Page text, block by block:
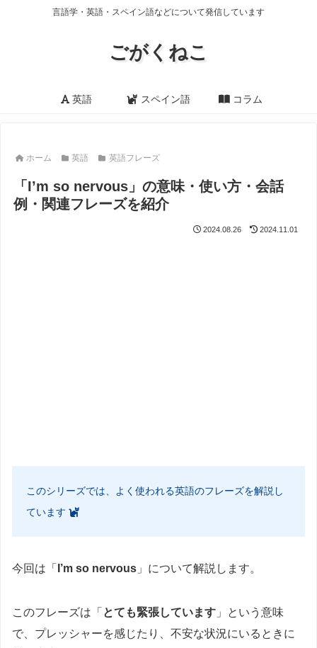
言語学・英語・スペイン語などについて発信しています
ごがくねこ
英語 スペイン語 コラム
ホーム 英語 英語フレーズ
「I’m so nervous」の意味・使い方・会話
例・関連フレーズを紹介
2024.08.26 2024.11.01
このシリーズでは、よく使われる英語のフレーズを解説し
ています
今回は「 I’m so nervous 」について解説します。
このフレーズは「 とても緊張しています 」という意味
で、プレッシャーを感じたり、不安な状況にいるときに